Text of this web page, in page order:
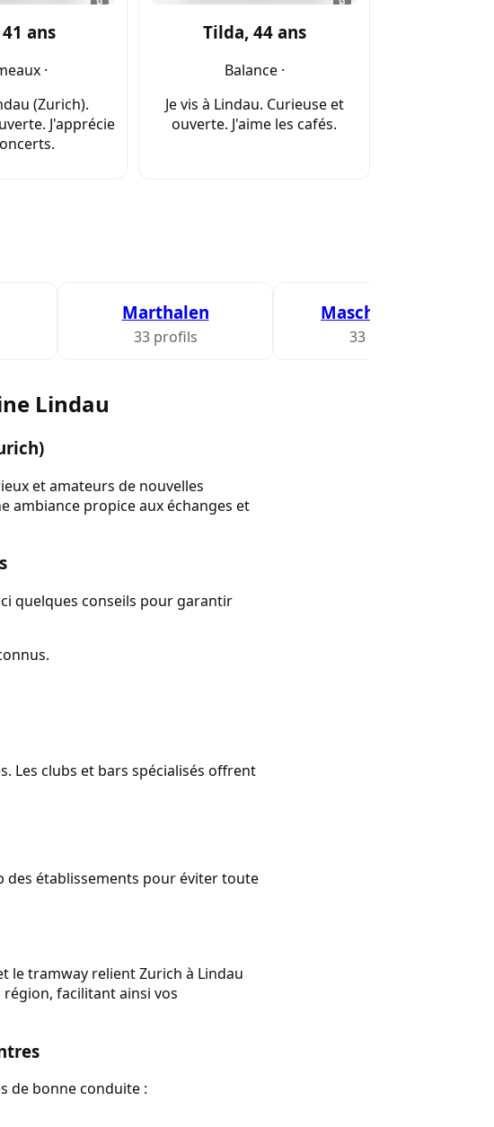
ans
·
(Zurich).
J'apprécie
Tilda, 44 ans
Balance ·
Je vis à Lindau. Curieuse et
ouverte. J'aime les cafés.
Marthalen
33 profils
Maschwanden
33 profils
Lindau
et amateurs de nouvelles
ambiance propice aux échanges et
quelques conseils pour garantir
Les clubs et bars spécialisés offrent
des établissements pour éviter toute
le tramway relient Zurich à Lindau
facilitant ainsi vos
de bonne conduite :